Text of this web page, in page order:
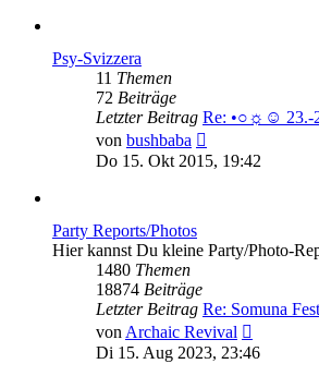
Psy-Svizzera
11 Themen
72 Beiträge
Letzter Beitrag Re: •○☼☺ 23.-
von bushbaba
Beitrag
Do 15. Okt 2015, 19:42
Party Reports/Photos
Hier kannst Du kleine Party/Photo-
1480 Themen
18874 Beiträge
Letzter Beitrag Re: Somuna
vonArchaic Revival
Beitrag
Di 15. Aug 2023, 23:46